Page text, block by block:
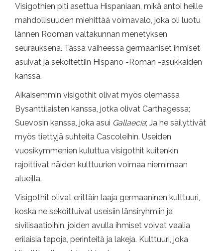
Visigothien piti asettua Hispaniaan, mikä antoi heille
mahdollisuuden miehittää voimavalo, joka oli luotu
lännen Rooman valtakunnan menetyksen
seurauksena. Tässä vaiheessa germaaniset ihmiset
asuivat ja sekoitettiin Hispano -Roman -asukkaiden
kanssa.
Aikaisemmin visigothit olivat myös olemassa
Bysanttilaisten kanssa, jotka olivat Carthagessa;
Suevosin kanssa, joka asui Gallaecia; Ja he säilyttivät
myös tiettyjä suhteita Cascoleihin. Useiden
vuosikymmenien kuluttua visigothit kuitenkin
rajoittivat näiden kulttuurien voimaa niemimaan
alueilla.
Visigothit olivat erittäin laaja germaaninen kulttuuri,
koska ne sekoittuivat useisiin länsiryhmiin ja
sivilisaatioihin, joiden avulla ihmiset voivat vaalia
erilaisia ​​tapoja, perinteitä ja lakeja. Kulttuuri, joka